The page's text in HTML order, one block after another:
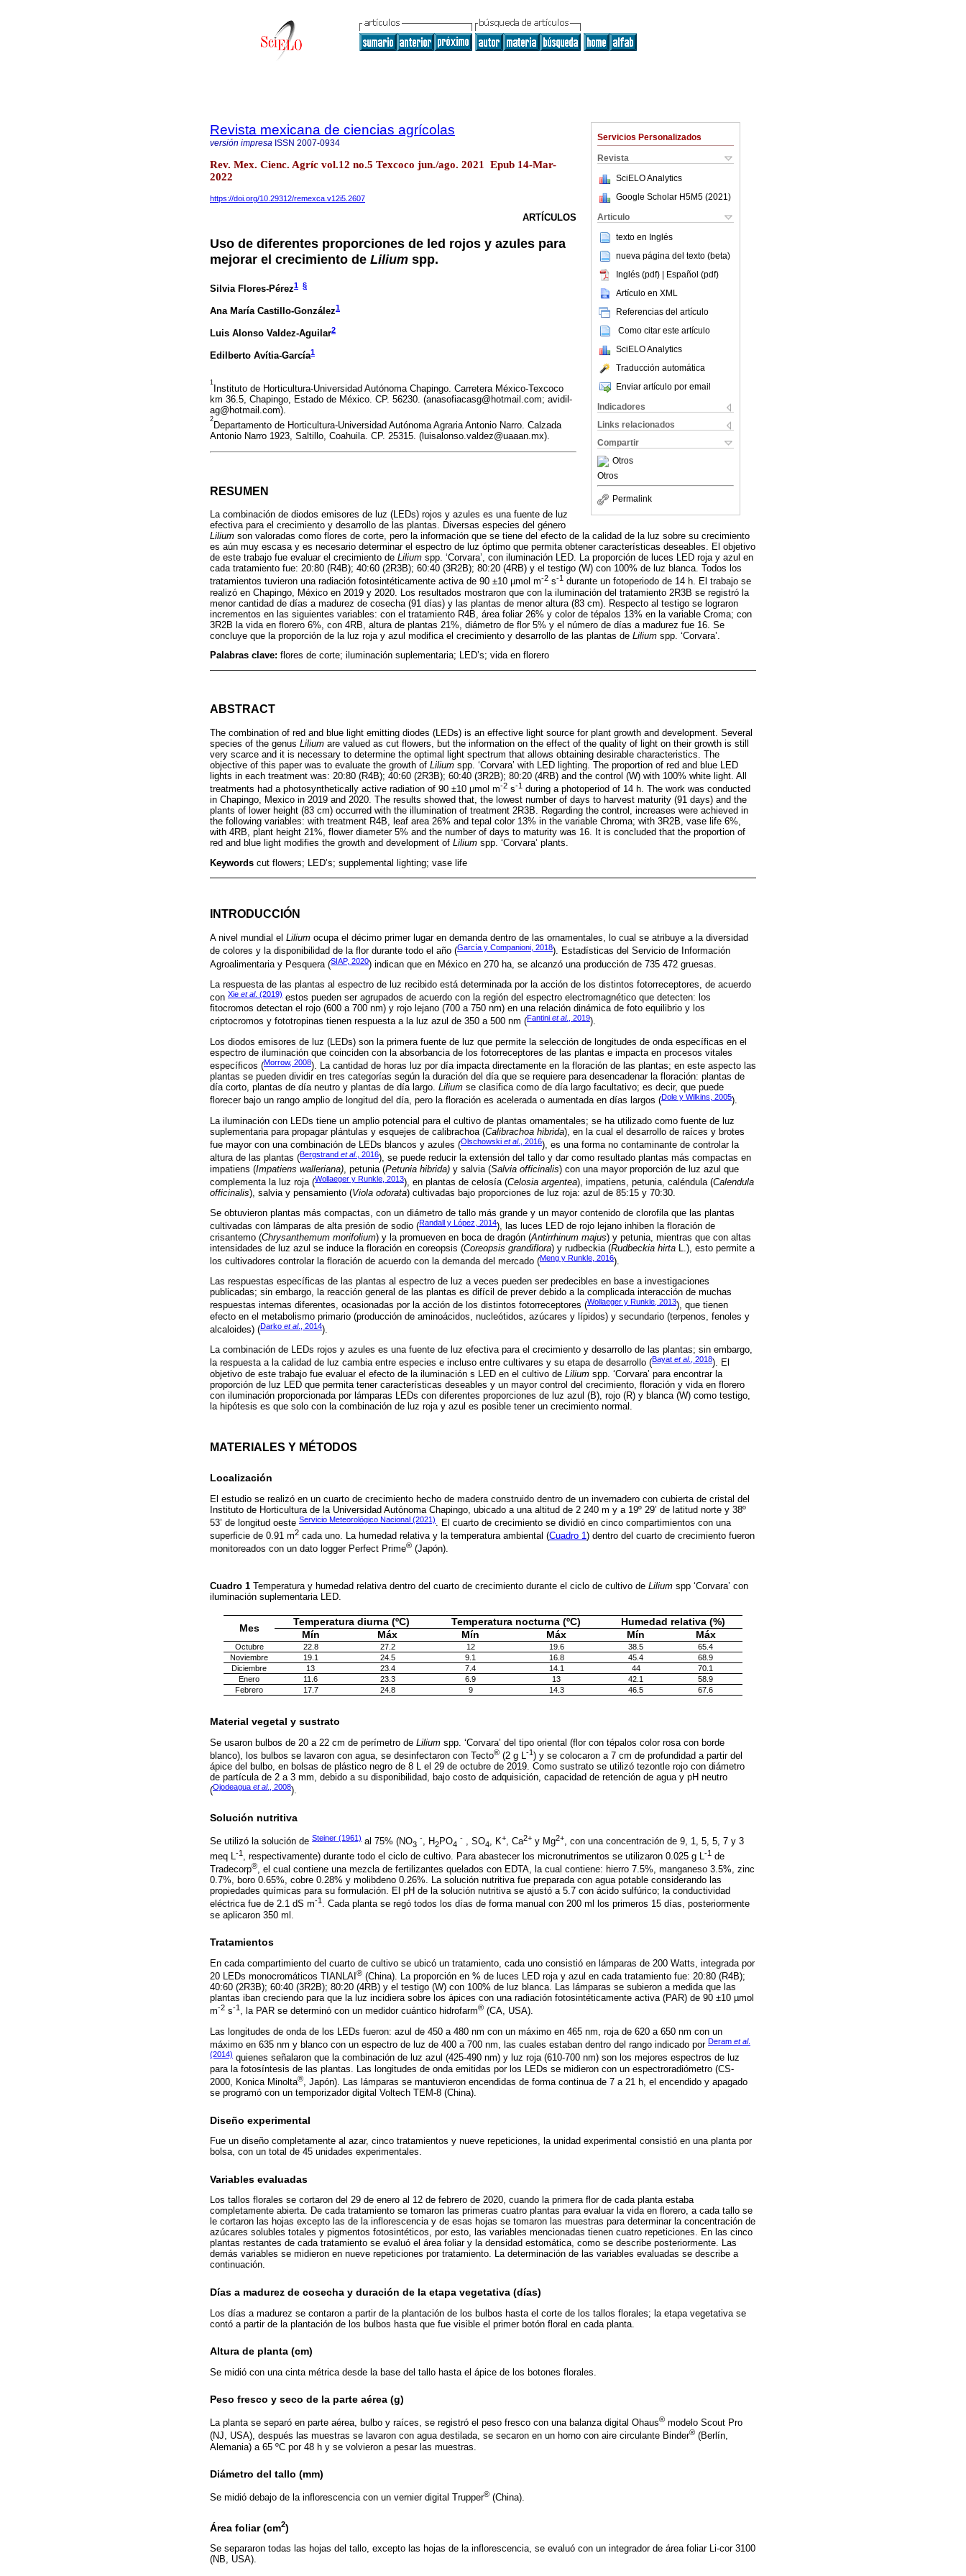
Servicios Personalizados
Revista
SciELO Analytics
Google Scholar H5M5 (2021 )
Articulo
texto en Inglés
nueva página del texto (beta)
Inglés (pdf) | Español (pdf)
Artículo en XML
Referencias del artículo
Como citar este artículo
SciELO Analytics
Traducción automática
Enviar artículo por email
Indicadores
Links relacionados
Compartir
Otros
Otros
Permalink
Revista mexicana de ciencias agrícolas
versión impresa ISSN 2007-0934
Rev. Mex. Cienc. Agríc vol.12 no.5 Texcoco jun./ago. 2021 Epub 14-Mar-
2022
https://doi.org/10.29312/remexca.v12i5.2607
ARTÍCULOS
Uso de diferentes proporciones de led rojos y azules para
mejorar el crecimiento de Lilium spp.
Silvia Flores-Pérez1 §
Ana María Castillo-González1
Luis Alonso Valdez-Aguilar2
Edilberto Avítia-García1
1
Instituto de Horticultura-Universidad Autónoma Chapingo. Carretera México-Texcoco
km 36.5, Chapingo, Estado de México. CP. 56230. (anasofiacasg@hotmail.com; avidil-
ag@hotmail.com).
2
Departamento de Horticultura-Universidad Autónoma Agraria Antonio Narro. Calzada
Antonio Narro 1923, Saltillo, Coahuila. CP. 25315. (luisalonso.valdez@uaaan.mx).
RESUMEN
La combinación de diodos emisores de luz (LEDs) rojos y azules es una fuente de luz
efectiva para el crecimiento y desarrollo de las plantas. Diversas especies del género
Lilium son valoradas como flores de corte, pero la información que se tiene del efecto de la calidad de la luz sobre su crecimiento
es aún muy escasa y es necesario determinar el espectro de luz óptimo que permita obtener características deseables. El objetivo
de este trabajo fue evaluar el crecimiento de Lilium spp. ‘Corvara’, con iluminación LED. La proporción de luces LED roja y azul en
cada tratamiento fue: 20:80 (R4B); 40:60 (2R3B); 60:40 (3R2B); 80:20 (4RB) y el testigo (W) con 100% de luz blanca. Todos los
tratamientos tuvieron una radiación fotosintéticamente activa de 90 ±10 µmol m-2 s-1 durante un fotoperiodo de 14 h. El trabajo se
realizó en Chapingo, México en 2019 y 2020. Los resultados mostraron que con la iluminación del tratamiento 2R3B se registró la
menor cantidad de días a madurez de cosecha (91 días) y las plantas de menor altura (83 cm). Respecto al testigo se lograron
incrementos en las siguientes variables: con el tratamiento R4B, área foliar 26% y color de tépalos 13% en la variable Croma; con
3R2B la vida en florero 6%, con 4RB, altura de plantas 21%, diámetro de flor 5% y el número de días a madurez fue 16. Se
concluye que la proporción de la luz roja y azul modifica el crecimiento y desarrollo de las plantas de Lilium spp. ‘Corvara’.
Palabras clave: flores de corte; iluminación suplementaria; LED’s; vida en florero
ABSTRACT
The combination of red and blue light emitting diodes (LEDs) is an effective light source for plant growth and development. Several
species of the genus Lilium are valued as cut flowers, but the information on the effect of the quality of light on their growth is still
very scarce and it is necessary to determine the optimal light spectrum that allows obtaining desirable characteristics. The
objective of this paper was to evaluate the growth of Lilium spp. ‘Corvara’ with LED lighting. The proportion of red and blue LED
lights in each treatment was: 20:80 (R4B); 40:60 (2R3B); 60:40 (3R2B); 80:20 (4RB) and the control (W) with 100% white light. All
treatments had a photosynthetically active radiation of 90 ±10 μmol m-2 s-1 during a photoperiod of 14 h. The work was conducted
in Chapingo, Mexico in 2019 and 2020. The results showed that, the lowest number of days to harvest maturity (91 days) and the
plants of lower height (83 cm) occurred with the illumination of treatment 2R3B. Regarding the control, increases were achieved in
the following variables: with treatment R4B, leaf area 26% and tepal color 13% in the variable Chroma; with 3R2B, vase life 6%,
with 4RB, plant height 21%, flower diameter 5% and the number of days to maturity was 16. It is concluded that the proportion of
red and blue light modifies the growth and development of Lilium spp. ‘Corvara’ plants.
Keywords cut flowers; LED’s; supplemental lighting; vase life
INTRODUCCIÓN
A nivel mundial el Lilium ocupa el décimo primer lugar en demanda dentro de las ornamentales, lo cual se atribuye a la diversidad
de colores y la disponibilidad de la flor durante todo el año (García y Companioni, 2018). Estadísticas del Servicio de Información
Agroalimentaria y Pesquera (SIAP, 2020) indican que en México en 270 ha, se alcanzó una producción de 735 472 gruesas.
La respuesta de las plantas al espectro de luz recibido está determinada por la acción de los distintos fotorreceptores, de acuerdo
con Xie et al. (2019) estos pueden ser agrupados de acuerdo con la región del espectro electromagnético que detecten: los
fitocromos detectan el rojo (600 a 700 nm) y rojo lejano (700 a 750 nm) en una relación dinámica de foto equilibrio y los
criptocromos y fototropinas tienen respuesta a la luz azul de 350 a 500 nm (Fantini et al., 2019).
Los diodos emisores de luz (LEDs) son la primera fuente de luz que permite la selección de longitudes de onda específicas en el
espectro de iluminación que coinciden con la absorbancia de los fotorreceptores de las plantas e impacta en procesos vitales
específicos (Morrow, 2008). La cantidad de horas luz por día impacta directamente en la floración de las plantas; en este aspecto las
plantas se pueden dividir en tres categorías según la duración del día que se requiere para desencadenar la floración: plantas de
día corto, plantas de día neutro y plantas de día largo. Lilium se clasifica como de día largo facultativo; es decir, que puede
florecer bajo un rango amplio de longitud del día, pero la floración es acelerada o aumentada en días largos (Dole y Wilkins, 2005).
La iluminación con LEDs tiene un amplio potencial para el cultivo de plantas ornamentales; se ha utilizado como fuente de luz
suplementaria para propagar plántulas y esquejes de calibrachoa (Calibrachoa hibrida), en la cual el desarrollo de raíces y brotes
fue mayor con una combinación de LEDs blancos y azules (Olschowski et al., 2016), es una forma no contaminante de controlar la
altura de las plantas (Bergstrand et al., 2016), se puede reducir la extensión del tallo y dar como resultado plantas más compactas en
impatiens (Impatiens walleriana) , petunia (Petunia hibrida) y salvia (Salvia officinalis) con una mayor proporción de luz azul que
complementa la luz roja (Wollaeger y Runkle, 2013), en plantas de celosía (Celosia argentea), impatiens, petunia, caléndula (Calendula
officinalis), salvia y pensamiento (Viola odorata) cultivadas bajo proporciones de luz roja: azul de 85:15 y 70:30.
Se obtuvieron plantas más compactas, con un diámetro de tallo más grande y un mayor contenido de clorofila que las plantas
cultivadas con lámparas de alta presión de sodio (Randall y López, 2014), las luces LED de rojo lejano inhiben la floración de
crisantemo (Chrysanthemum morifolium) y la promueven en boca de dragón (Antirrhinum majus) y petunia, mientras que con altas
intensidades de luz azul se induce la floración en coreopsis (Coreopsis grandiflora) y rudbeckia (Rudbeckia hirta L.), esto permite a
los cultivadores controlar la floración de acuerdo con la demanda del mercado (Meng y Runkle, 2016).
Las respuestas específicas de las plantas al espectro de luz a veces pueden ser predecibles en base a investigaciones
publicadas; sin embargo, la reacción general de las plantas es difícil de prever debido a la complicada interacción de muchas
respuestas internas diferentes, ocasionadas por la acción de los distintos fotorreceptores (Wollaeger y Runkle, 2013), que tienen
efecto en el metabolismo primario (producción de aminoácidos, nucleótidos, azúcares y lípidos) y secundario (terpenos, fenoles y
alcaloides) (Darko et al., 2014).
La combinación de LEDs rojos y azules es una fuente de luz efectiva para el crecimiento y desarrollo de las plantas; sin embargo,
la respuesta a la calidad de luz cambia entre especies e incluso entre cultivares y su etapa de desarrollo (Bayat et al., 2018). El
objetivo de este trabajo fue evaluar el efecto de la iluminación s LED en el cultivo de Lilium spp. ‘Corvara’ para encontrar la
proporción de luz LED que permita tener características deseables y un mayor control del crecimiento, floración y vida en florero
con iluminación proporcionada por lámparas LEDs con diferentes proporciones de luz azul (B), rojo (R) y blanca (W) como testigo,
la hipótesis es que solo con la combinación de luz roja y azul es posible tener un crecimiento normal.
MATERIALES Y MÉTODOS
Localización
El estudio se realizó en un cuarto de crecimiento hecho de madera construido dentro de un invernadero con cubierta de cristal del
Instituto de Horticultura de la Universidad Autónoma Chapingo, ubicado a una altitud de 2 240 m y a 19º 29’ de latitud norte y 38º
53’ de longitud oeste Servicio Meteorológico Nacional (2021). El cuarto de crecimiento se dividió en cinco compartimientos con una
superficie de 0.91 m2 cada uno. La humedad relativa y la temperatura ambiental (Cuadro 1) dentro del cuarto de crecimiento fueron
monitoreados con un dato logger Perfect Prime® (Japón).
Cuadro 1 Temperatura y humedad relativa dentro del cuarto de crecimiento durante el ciclo de cultivo de Lilium spp ‘Corvara’ con
iluminación suplementaria LED.
Mes
Temperatura diurna (ºC) Temperatura nocturna (ºC)
Humedad relativa (%)
Mín
Máx Mín Máx Mín Máx
Octubre 22.8 27.2 12 19.6 38.5
65.4
Noviembre
19.1 24.5 9.1 16.8 45.4
68.9
Diciembre
13 23.4 7.4 14.1 44
70.1
Enero
11.6 23.3 6.9 13 42.1
58.9
Febrero
17.7 24.8 9 14.3 46.5 67.6
Material vegetal y sustrato
Se usaron bulbos de 20 a 22 cm de perímetro de Lilium spp. ‘Corvara’ del tipo oriental (flor con tépalos color rosa con borde
blanco), los bulbos se lavaron con agua, se desinfectaron con Tecto® (2 g L -1) y se colocaron a 7 cm de profundidad a partir del
ápice del bulbo, en bolsas de plástico negro de 8 L el 29 de octubre de 2019. Como sustrato se utilizó tezontle rojo con diámetro
de partícula de 2 a 3 mm, debido a su disponibilidad, bajo costo de adquisición, capacidad de retención de agua y pH neutro
(Ojodeagua et al., 2008).
Solución nutritiva
Se utilizó la solución de Steiner (1961) al 75% (NO3
- , H2PO4
- , SO4 , K+ , Ca2+ y Mg2+
, con una concentración de 9, 1, 5, 5, 7 y 3
meq L
-1 , respectivamente) durante todo el ciclo de cultivo. Para abastecer los micronutrimentos se utilizaron 0.025 g L -1 de
Tradecorp®, el cual contiene una mezcla de fertilizantes quelados con EDTA, la cual contiene: hierro 7.5%, manganeso 3.5%, zinc
0.7%, boro 0.65%, cobre 0.28% y molibdeno 0.26%. La solución nutritiva fue preparada con agua potable considerando las
propiedades químicas para su formulación. El pH de la solución nutritiva se ajustó a 5.7 con ácido sulfúrico; la conductividad
eléctrica fue de 2.1 dS m-1 . Cada planta se regó todos los días de forma manual con 200 ml los primeros 15 días, posteriormente
se aplicaron 350 ml.
Tratamientos
En cada compartimiento del cuarto de cultivo se ubicó un tratamiento, cada uno consistió en lámparas de 200 Watts, integrada por
20 LEDs monocromáticos TIANLAI ® (China). La proporción en % de luces LED roja y azul en cada tratamiento fue: 20:80 (R4B);
40:60 (2R3B); 60:40 (3R2B); 80:20 (4RB) y el testigo (W) con 100% de luz blanca. Las lámparas se subieron a medida que las
plantas iban creciendo para que la luz incidiera sobre los ápices con una radiación fotosintéticamente activa (PAR) de 90 ±10 µmol
m-2 s-1 , la PAR se determinó con un medidor cuántico hidrofarm® (CA, USA).
Las longitudes de onda de los LEDs fueron: azul de 450 a 480 nm con un máximo en 465 nm, roja de 620 a 650 nm con un
máximo en 635 nm y blanco con un espectro de luz de 400 a 700 nm, las cuales estaban dentro del rango indicado por Deram et al.
(2014) quienes señalaron que la combinación de luz azul (425-490 nm) y luz roja (610-700 nm) son los mejores espectros de luz
para la fotosíntesis de las plantas. Las longitudes de onda emitidas por los LEDs se midieron con un espectroradiómetro (CS-
2000, Konica Minolta®, Japón). Las lámparas se mantuvieron encendidas de forma continua de 7 a 21 h, el encendido y apagado
se programó con un temporizador digital Voltech TEM-8 (China).
Diseño experimental
Fue un diseño completamente al azar, cinco tratamientos y nueve repeticiones, la unidad experimental consistió en una planta por
bolsa, con un total de 45 unidades experimentales.
Variables evaluadas
Los tallos florales se cortaron del 29 de enero al 12 de febrero de 2020, cuando la primera flor de cada planta estaba
completamente abierta. De cada tratamiento se tomaron las primeras cuatro plantas para evaluar la vida en florero, a cada tallo se
le cortaron las hojas excepto las de la inflorescencia y de esas hojas se tomaron las muestras para determinar la concentración de
azúcares solubles totales y pigmentos fotosintéticos, por esto, las variables mencionadas tienen cuatro repeticiones. En las cinco
plantas restantes de cada tratamiento se evaluó el área foliar y la densidad estomática, como se describe posteriormente. Las
demás variables se midieron en nueve repeticiones por tratamiento. La determinación de las variables evaluadas se describe a
continuación.
Días a madurez de cosecha y duración de la etapa vegetativa (días)
Los días a madurez se contaron a partir de la plantación de los bulbos hasta el corte de los tallos florales; la etapa vegetativa se
contó a partir de la plantación de los bulbos hasta que fue visible el primer botón floral en cada planta.
Altura de planta (cm)
Se midió con una cinta métrica desde la base del tallo hasta el ápice de los botones florales.
Peso fresco y seco de la parte aérea (g)
La planta se separó en parte aérea, bulbo y raíces, se registró el peso fresco con una balanza digital Ohaus® modelo Scout Pro
(NJ, USA), después las muestras se lavaron con agua destilada, se secaron en un horno con aire circulante Binder® (Berlín,
Alemania) a 65 ºC por 48 h y se volvieron a pesar las muestras.
Diámetro del tallo (mm)
Se midió debajo de la inflorescencia con un vernier digital Trupper® (China).
Área foliar (cm2)
Se separaron todas las hojas del tallo, excepto las hojas de la inflorescencia, se evaluó con un integrador de área foliar Li-cor 3100
(NB, USA).